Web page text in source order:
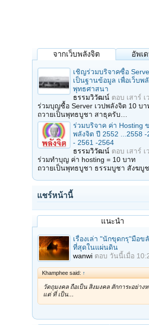
จากเว็บพลังจิต อัพเ
เชิญร่วมบริจาคซื้อ
เป็นฐานข้อมูล เพื่อเว็บพ
พุทธศาสนา
ธรรมวิวัฒน์ ตอบ เสาร์
ร่วมบุญซื้อ Server เวปพลังจิต 10 บา
ถวายเป็นพุทธบูชา สาธุครับ…
ร่วมบริจาค ค่า Hosting
พลังจิต ปี 2552 ...2558 -
- 2561 -2564
ธรรมวิวัฒน์ ตอบ เสาร์
ร่วมทำบุญ ค่า hosting = 10 บาท
ถวายเป็นพุทธบูชา ธรรมบูชา สังฆบู
แชร์หน้านี้
แนะนำ
เรื่องเล่า "นักขุดกรุ"มือข
ที่สุดในแผ่นดิน
wanwi ตอบ วันนี้เมื่อ
Khamphee said: ↑
วัตถุมงคล ถือเป็น สิ่งมงคล สักการะอย่าง
แต่ ที่ เป็น…